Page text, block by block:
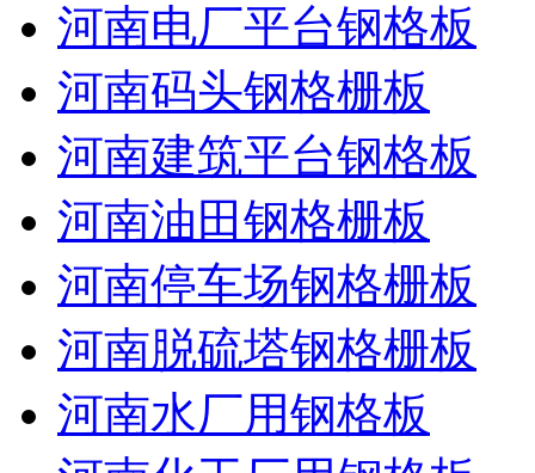
河南电厂平台钢格板
河南码头钢格栅板
河南建筑平台钢格板
河南油田钢格栅板
河南停车场钢格栅板
河南脱硫塔钢格栅板
河南水厂用钢格板